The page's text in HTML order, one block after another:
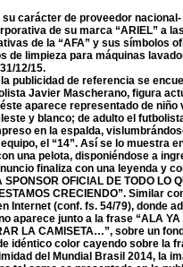
su carácter de proveedor
de su marca “ARIEL” a
de la “AFA” y sus símbolos
de limpieza para máquinas
12/15.
la publicidad de referencia se
Javier Mascherano, figura
aparece representado de
y blanco; de adulto el
en la espalda,
equipo, el “14”. Así se lo muestra
una pelota, disponiéndose a
finaliza con una leyenda y
OFICIAL DE TODO LO
CRECIENDO”. Similar
Internet (conf. fs. 54/79), donde
aparece junto a la frase “ALA YA
LA CAMISETA…”, sobre un
idéntico color cayendo sobre la
del Mundial Brasil 2014, la